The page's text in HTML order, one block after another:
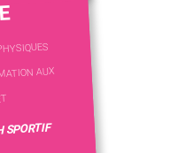
AUX
SPORTIF